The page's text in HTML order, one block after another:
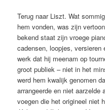
Terug naar Liszt. Wat
hem vonden, was zijn
bekend staat zijn vroege
cadensen, loopjes,
werk dat hij meenam op
groot publiek – niet in het
werd hem kwalijk genomen
arrangeerde en niet aarzelde
voegen die het origineel niet